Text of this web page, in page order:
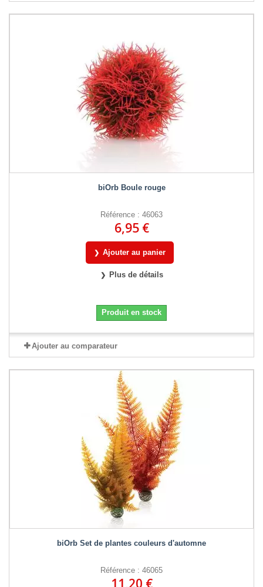
biOrb Boule rouge
Référence : 46063
6,95 €
Ajouter au panier
Plus de détails
Produit en stock
Ajouter au comparateur
biOrb Set de plantes couleurs d'automne
Référence : 46065
11,20 €